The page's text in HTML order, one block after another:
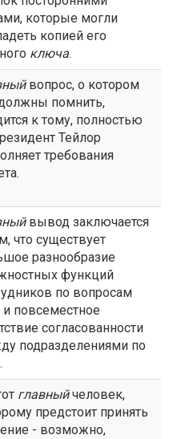
которые могли
копией его
ключа.
вопрос, о котором
помнить,
к тому, полностью
Тейлор
требования
вывод заключается
что существует
разнообразие
функций
по вопросам
повсеместное
согласованности
подразделениями по
главныйчеловек,
предстоит принять
- возможно,